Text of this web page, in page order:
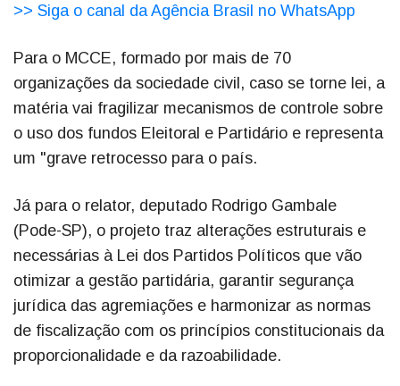
>> Siga o canal da Agência Brasil no WhatsApp
Para o MCCE, formado por mais de 70
organizações da sociedade civil, caso se torne lei, a
matéria vai fragilizar mecanismos de controle sobre
o uso dos fundos Eleitoral e Partidário e representa
um "grave retrocesso para o país.
Já para o relator, deputado Rodrigo Gambale
(Pode-SP), o projeto traz alterações estruturais e
necessárias à Lei dos Partidos Políticos que vão
otimizar a gestão partidária, garantir segurança
jurídica das agremiações e harmonizar as normas
de fiscalização com os princípios constitucionais da
proporcionalidade e da razoabilidade.